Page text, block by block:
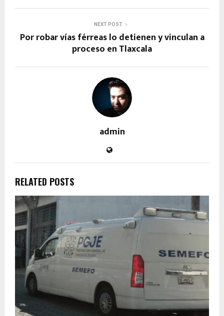
NEXT POST
Por robar vías férreas lo detienen y vinculan a
proceso en Tlaxcala
admin
RELATED POSTS